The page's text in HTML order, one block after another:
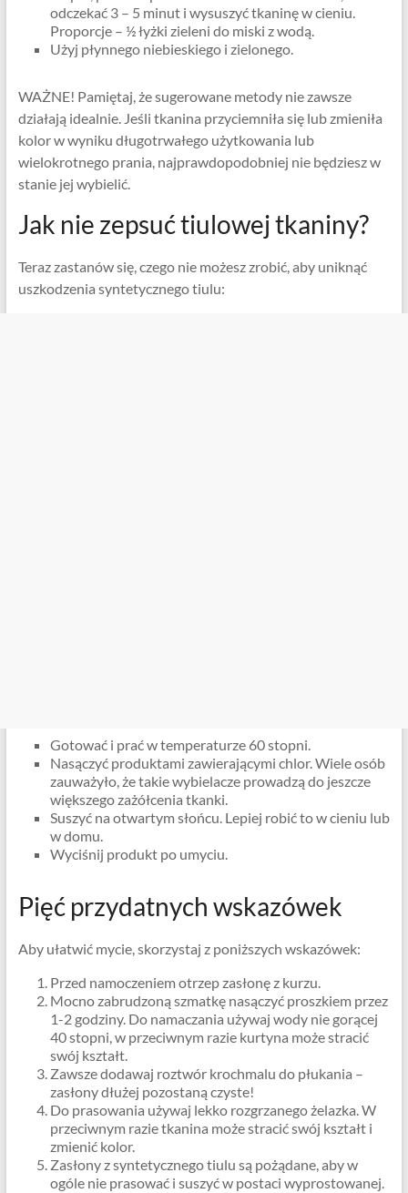
odczekać 3 – 5 minut i wysuszyć tkaninę w cieniu.
Proporcje – ½ łyżki zieleni do miski z wodą.
Użyj płynnego niebieskiego i zielonego.
WAŻNE! Pamiętaj, że sugerowane metody nie zawsze
działają idealnie. Jeśli tkanina przyciemniła się lub zmieniła
kolor w wyniku długotrwałego użytkowania lub
wielokrotnego prania, najprawdopodobniej nie będziesz w
stanie jej wybielić.
Jak nie zepsuć tiulowej tkaniny?
Teraz zastanów się, czego nie możesz zrobić, aby uniknąć
uszkodzenia syntetycznego tiulu:
Gotować i prać w temperaturze 60 stopni.
Nasączyć produktami zawierającymi chlor. Wiele osób
zauważyło, że takie wybielacze prowadzą do jeszcze
większego zażółcenia tkanki.
Suszyć na otwartym słońcu. Lepiej robić to w cieniu lub
w domu.
Wyciśnij produkt po umyciu.
Pięć przydatnych wskazówek
Aby ułatwić mycie, skorzystaj z poniższych wskazówek:
Przed namoczeniem otrzep zasłonę z kurzu.
Mocno zabrudzoną szmatkę nasączyć proszkiem przez
1-2 godziny. Do namaczania używaj wody nie gorącej
40 stopni, w przeciwnym razie kurtyna może stracić
swój kształt.
Zawsze dodawaj roztwór krochmalu do płukania –
zasłony dłużej pozostaną czyste!
Do prasowania używaj lekko rozgrzanego żelazka. W
przeciwnym razie tkanina może stracić swój kształt i
zmienić kolor.
Zasłony z syntetycznego tiulu są pożądane, aby w
ogóle nie prasować i suszyć w postaci wyprostowanej.